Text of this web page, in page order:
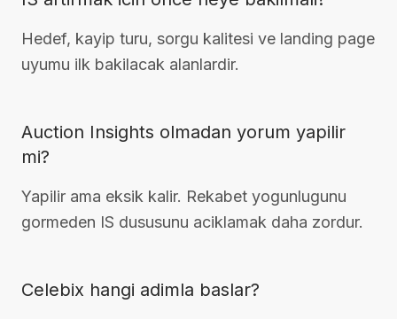
Hedef, kayip turu, sorgu kalitesi ve landing page
uyumu ilk bakilacak alanlardir.
Auction Insights olmadan yorum yapilir
mi?
Yapilir ama eksik kalir. Rekabet yogunlugunu
gormeden IS dususunu aciklamak daha zordur.
Celebix hangi adimla baslar?